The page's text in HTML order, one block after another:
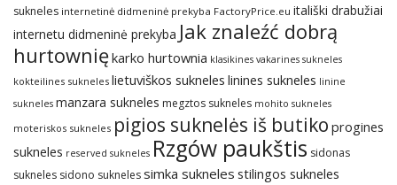
sukneles internetinė didmeninė prekyba FactoryPrice.eu itališki drabužiai
internetu didmeninė prekyba Jak znaleźć dobrą
hurtowniękarko hurtownia klasikines vakarines sukneles
kokteilines sukneles lietuviškos sukneles linines sukneles linine
sukneles manzara sukneles megztos sukneles mohito sukneles
moteriskos sukneles pigios suknelės iš butiko progines
sukneles reserved sukneles Rzgów paukštis sidonas
sukneles sidono suknelessimka sukneles stilingos sukneles